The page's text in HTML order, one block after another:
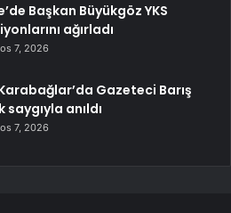
Başkan Büyükgöz YKS
ağırladı
7, 2026
Gazeteci Barış
saygıyla anıldı
7, 2026